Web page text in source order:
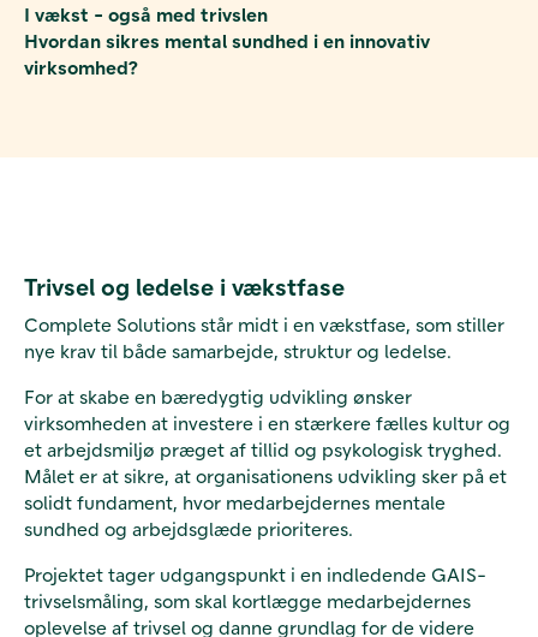
I vækst - også med trivslen
Hvordan sikres mental sundhed i en innovativ
virksomhed?
Trivsel og ledelse i vækstfase
Complete Solutions står midt i en vækstfase, som stiller
nye krav til både samarbejde, struktur og ledelse.
For at skabe en bæredygtig udvikling ønsker
virksomheden at investere i en stærkere fælles kultur og
et arbejdsmiljø præget af tillid og psykologisk tryghed.
Målet er at sikre, at organisationens udvikling sker på et
solidt fundament, hvor medarbejdernes mentale
sundhed og arbejdsglæde prioriteres.
Projektet tager udgangspunkt i en indledende GAIS-
trivselsmåling, som skal kortlægge medarbejdernes
oplevelse af trivsel og danne grundlag for de videre